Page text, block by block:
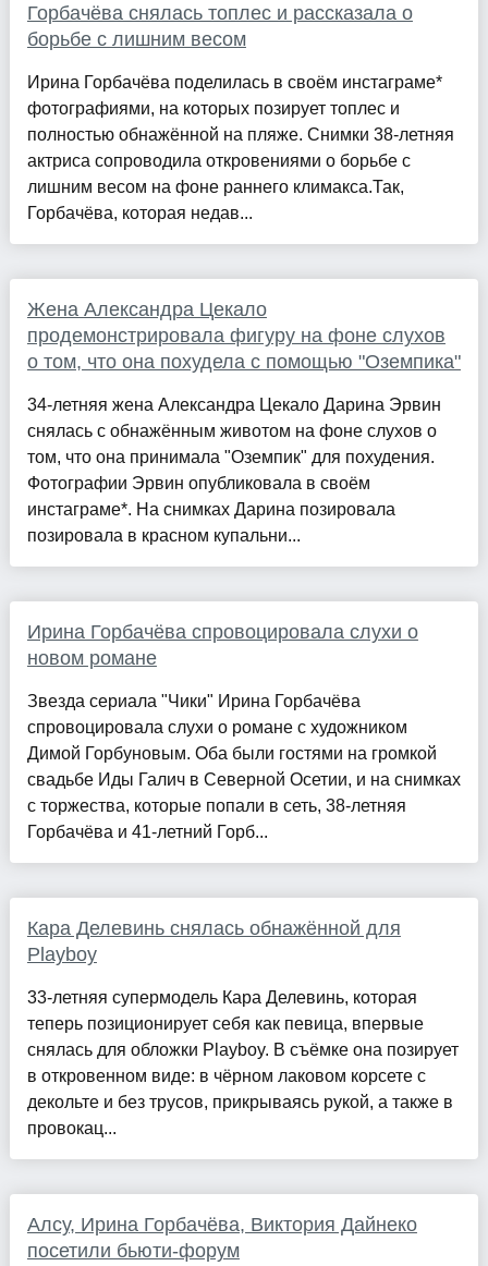
Горбачёва снялась топлес и рассказала о
борьбе с лишним весом
Ирина Горбачёва поделилась в своём инстаграме*
фотографиями, на которых позирует топлес и
полностью обнажённой на пляже. Снимки 38-летняя
актриса сопроводила откровениями о борьбе с
лишним весом на фоне раннего климакса.Так,
Горбачёва, которая недав...
Жена Александра Цекало
продемонстрировала фигуру на фоне слухов
о том, что она похудела с помощью "Оземпика"
34-летняя жена Александра Цекало Дарина Эрвин
снялась с обнажённым животом на фоне слухов о
том, что она принимала "Оземпик" для похудения.
Фотографии Эрвин опубликовала в своём
инстаграме*. На снимках Дарина позировала
позировала в красном купальни...
Ирина Горбачёва спровоцировала слухи о
новом романе
Звезда сериала "Чики" Ирина Горбачёва
спровоцировала слухи о романе с художником
Димой Горбуновым. Оба были гостями на громкой
свадьбе Иды Галич в Северной Осетии, и на снимках
с торжества, которые попали в сеть, 38-летняя
Горбачёва и 41-летний Горб...
Кара Делевинь снялась обнажённой для
Playboy
33-летняя супермодель Кара Делевинь, которая
теперь позиционирует себя как певица, впервые
снялась для обложки Playboy. В съёмке она позирует
в откровенном виде: в чёрном лаковом корсете с
декольте и без трусов, прикрываясь рукой, а также в
провокац...
Алсу, Ирина Горбачёва, Виктория Дайнеко
посетили бьюти-форум